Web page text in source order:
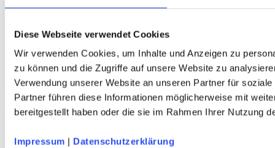
Diese Webseite verwendet Cookies
Wir verwenden Cookies, um Inhalte und Anzeigen zu
zu können und die Zugriffe auf unsere Website zu
Verwendung unserer Website an unseren Partner für
Partner führen diese Informationen möglicherweise mit
bereitgestellt haben oder die sie im Rahmen Ihrer Nutzung
Impressum | Datenschutzerklärung
DAV Marmota Unisex Socken 3er-Set
Bio-Baumwolle - bunt - DAV Design
Service